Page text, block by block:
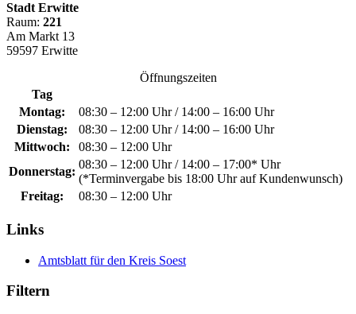
Stadt Erwitte
Raum: 221
Am Markt 13
59597 Erwitte
Öffnungszeiten
Tag
Montag:
08:30 – 12:00 Uhr / 14:00 – 16:00 Uhr
Dienstag:
08:30 – 12:00 Uhr / 14:00 – 16:00 Uhr
Mittwoch:
08:30 – 12:00 Uhr
Donnerstag:
08:30 – 12:00 Uhr / 14:00 – 17:00* Uhr
(*Terminvergabe bis 18:00 Uhr auf Kundenwunsch)
Freitag:
08:30 – 12:00 Uhr
Links
Amtsblatt für den Kreis Soest
Filtern